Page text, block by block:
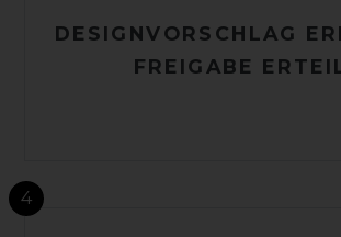
DESIGNVORSCHLAG
FREIGABE
4